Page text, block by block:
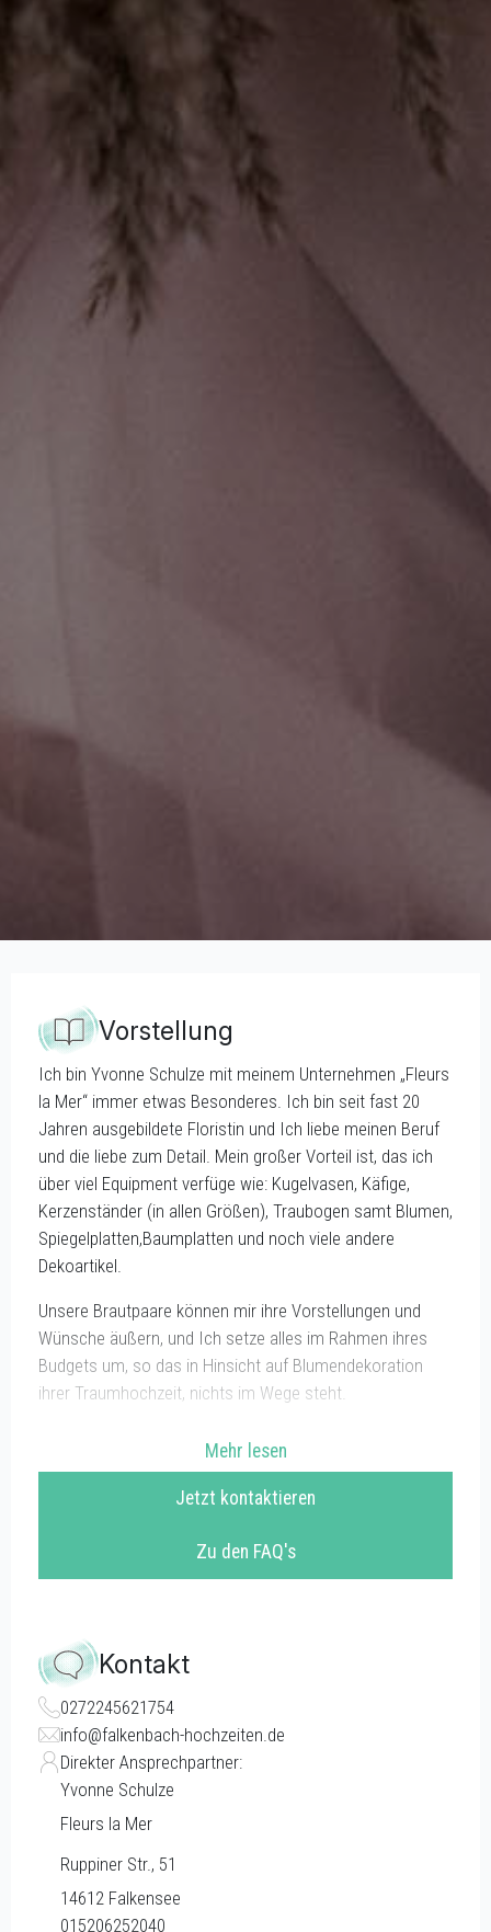
Vorstellung
Ich bin Yvonne Schulze mit meinem Unternehmen „Fleurs
la Mer“ immer etwas Besonderes. Ich bin seit fast 20
Jahren ausgebildete Floristin und Ich liebe meinen Beruf
und die liebe zum Detail. Mein großer Vorteil ist, das ich
über viel Equipment verfüge wie: Kugelvasen, Käfige,
Kerzenständer (in allen Größen), Traubogen samt Blumen,
Spiegelplatten,Baumplatten und noch viele andere
Dekoartikel.
Unsere Brautpaare können mir ihre Vorstellungen und
Wünsche äußern, und Ich setze alles im Rahmen ihres
Budgets um, so das in Hinsicht auf Blumendekoration
ihrer Traumhochzeit, nichts im Wege steht.
Mehr lesen
Jetzt kontaktieren
Zu den FAQ's
Kontakt
0272245621754
info@falkenbach-hochzeiten.de
Direkter Ansprechpartner:
Yvonne Schulze
Fleurs la Mer
Ruppiner Str., 51
14612 Falkensee
015206252040